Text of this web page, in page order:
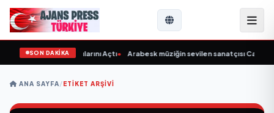
SON DAKİKA
Yenişehir Kapılarını Açtı• Arabesk müziğin sevilen sanatçısı
ANA SAYFA/ETIKET ARŞIVI